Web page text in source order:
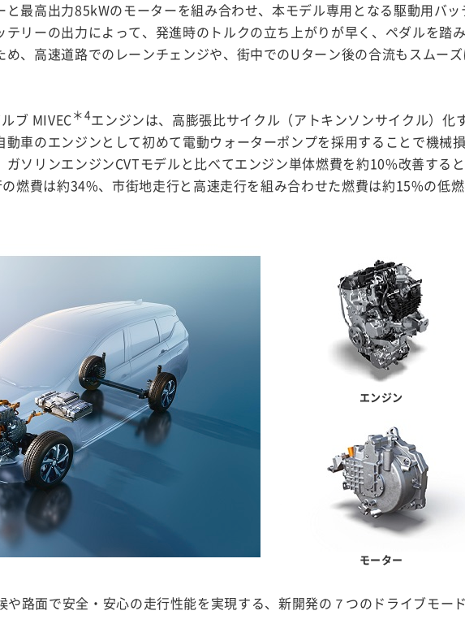
と最高出力85kWのモーターを組み合わせ、本モデル専用となる駆動用バッ
テリーの出力によって、発進時のトルクの立ち上がりが早く、ペダルを踏
め、高速道路でのレーンチェンジや、街中でのUターン後の合流もスムーズ
ブ MIVEC ＊4 エンジンは、高膨張比サイクル（アトキンソンサイクル）化
動車のエンジンとして初めて電動ウォーターポンプを採用することで機械
ガソリンエンジンCVTモデルと比べてエンジン単体燃費を約10%改善すると
の燃費は約34%、市街地走行と高速走行を組み合わせた燃費は約15%の低
エンジン
モーター
路面で安全・安心の走行性能を実現する、新開発の７つのドライブモード